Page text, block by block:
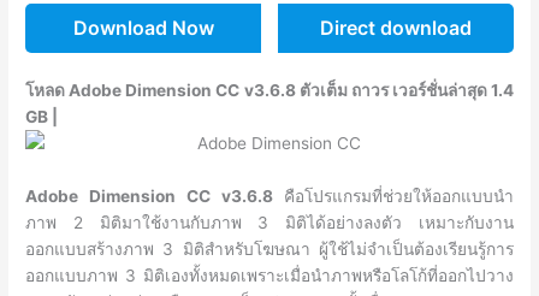
Download Now Direct download
โหลด Adobe Dimension CC v3.6.8 ตัวเต็ม ถาวร เวอร์ชั่นล่าสุด 1.4
GB |
Adobe Dimension CC v3.6.8 คือโปรแกรมที่ช่วยให้ออกแบบนำ
ภาพ 2 มิติมาใช้งานกับภาพ 3 มิติได้อย่างลงตัว เหมาะกับงาน
ออกแบบสร้างภาพ 3 มิติสำหรับโฆษณา ผู้ใช้ไม่จำเป็นต้องเรียนรู้การ
ออกแบบภาพ 3 มิติเองทั้งหมดเพราะเมื่อนำภาพหรือโลโก้ที่ออกไปวาง